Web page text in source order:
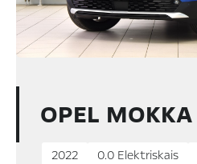
OPEL MOKKA
2022 0.0 Elektriskais